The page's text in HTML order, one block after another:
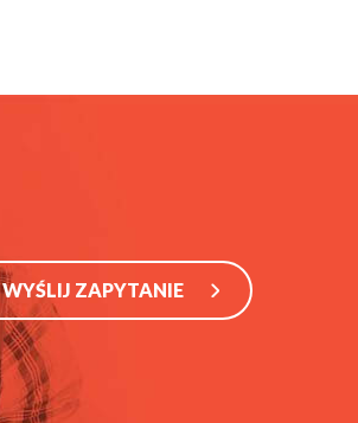
WYŚLIJ ZAPYTANIE